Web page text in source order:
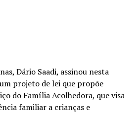
Dário Saadi, assinou nesta
projeto de lei que propõe
do Família Acolhedora, que visa
familiar a crianças e